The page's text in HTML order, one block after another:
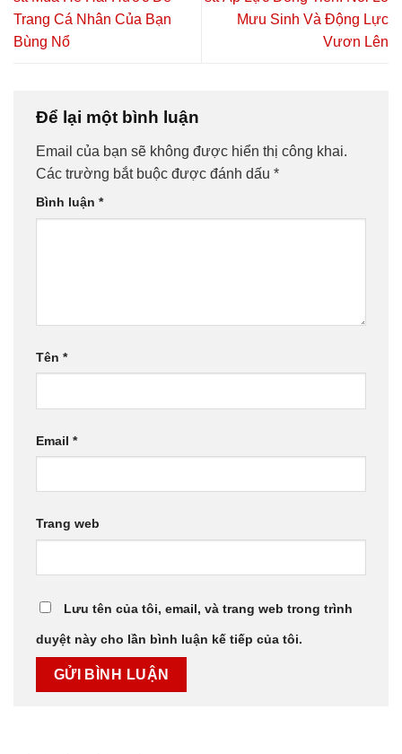
Trang Cá Nhân Của Bạn
Bùng Nổ
Mưu Sinh Và Động Lực
Vươn Lên
Để lại một bình luận
Email của bạn sẽ không được hiển thị công khai.
Các trường bắt buộc được đánh dấu *
Bình luận *
Tên *
Email *
Trang web
Lưu tên của tôi, email, và trang web trong trình
duyệt này cho lần bình luận kế tiếp của tôi.